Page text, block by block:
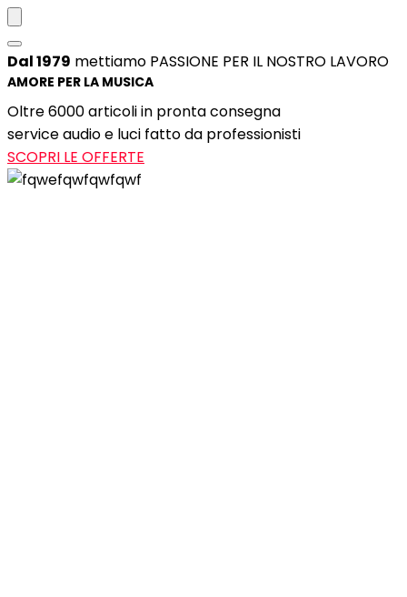
Dal 1979 mettiamo PASSIONE PER IL NOSTRO LAVORO
AMORE PER LA MUSICA
Oltre 6000 articoli in pronta consegna
service audio e luci fatto da professionisti
SCOPRI LE OFFERTE